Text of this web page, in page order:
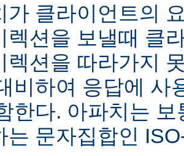
가 클라이언트의
렉션을 보낼때 클
렉션을 따라가지
비하여 응답에 사
한다. 아파치는
는 문자집합인